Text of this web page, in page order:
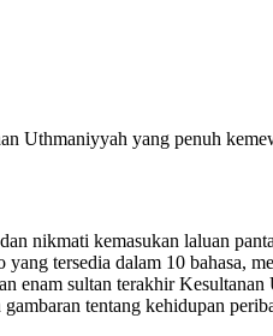
Uthmaniyyah yang penuh
nikmati kemasukan laluan
tersedia dalam 10 bahasa,
enam sultan terakhir Kesultanan
tentang kehidupan